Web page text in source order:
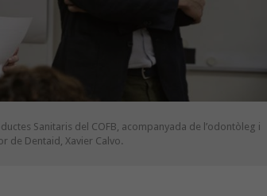
Sanitaris del COFB, acompanyada de l’odontòleg i
de Dentaid, Xavier Calvo.